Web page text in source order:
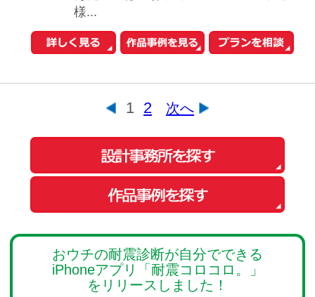
Copyright© O-uccino, Inc. All Rights Reserved.